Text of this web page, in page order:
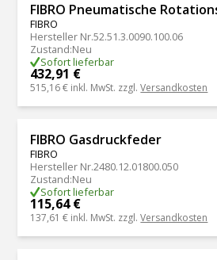
FIBRO Pneumatische
FIBRO
Hersteller Nr.52.51.3.0090.100.06
Zustand:Neu
Sofort lieferbar
432,91 €
515,16 € inkl. MwSt. zzgl.Versandkosten
FIBRO Gasdruckfeder
FIBRO
Hersteller Nr.2480.12.01800.050
Zustand:Neu
Sofort lieferbar
115,64 €
137,61 € inkl. MwSt. zzgl.Versandkosten